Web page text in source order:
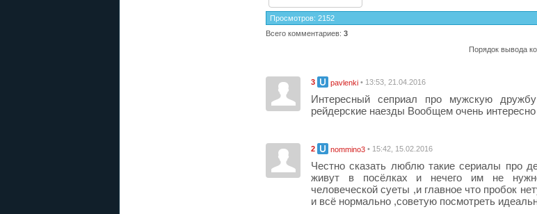
Просмотров: 2152
Всего комментариев: 3
Порядок вывода
3 pavlenki • 13:53, 21.04.2016
Интересный сеприал про мужскую
рейдерские наезды Вообщем очень интересно
2 nommino3 • 15:42, 15.02.2016
Честно сказать люблю такие сериалы про
живут в посёлках и нечего им не
человеческой суеты ,и главное что пробок
и всё нормально ,советую посмотреть